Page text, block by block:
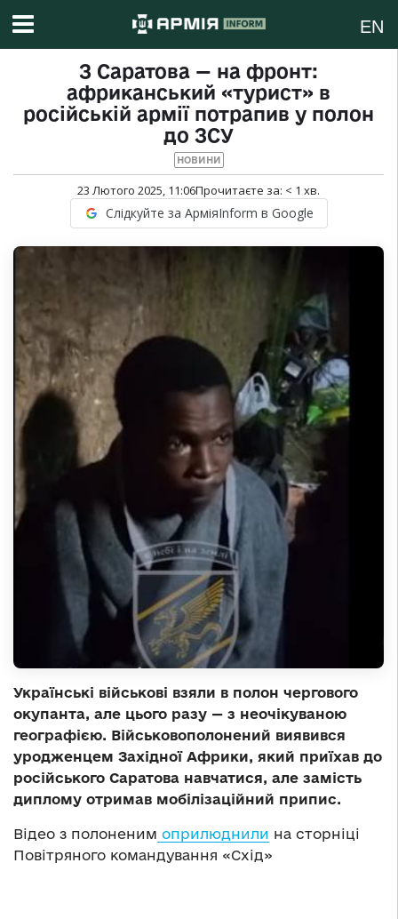
EN
З Саратова — на фронт:
африканський «турист» в
російській армії потрапив у полон
до ЗСУ
НОВИНИ
23 Лютого 2025, 11:06Прочитаєте за: < 1 хв.
Слідкуйте за АрміяInform в Google
Українські військові взяли в полон чергового
окупанта, але цього разу — з неочікуваною
географією. Військовополонений виявився
уродженцем Західної Африки, який приїхав до
російського Саратова навчатися, але замість
диплому отримав мобілізаційний припис.
Відео з полоненим оприлюднили на сторніці
Повітряного командування «Схід»